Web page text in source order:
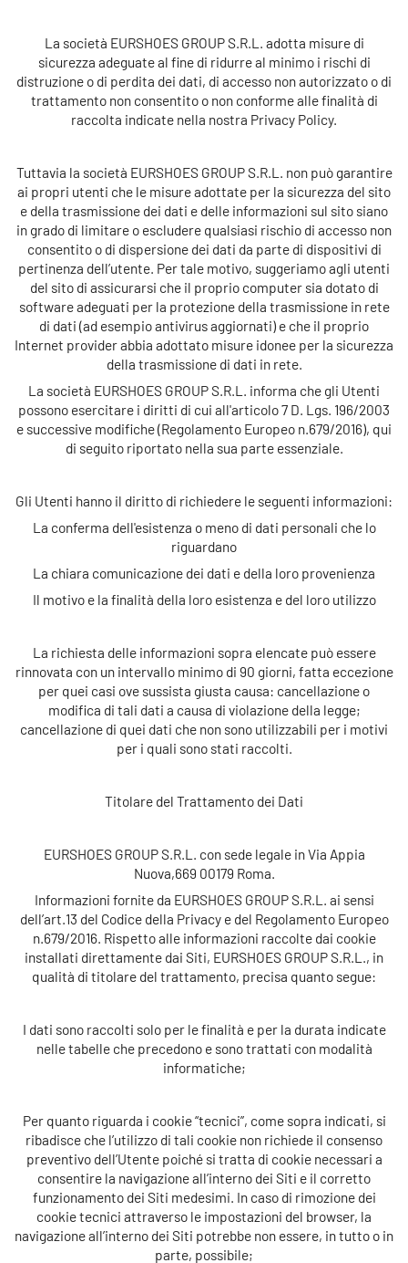
La società EURSHOES GROUP S.R.L. adotta misure di
sicurezza adeguate al fine di ridurre al minimo i rischi di
distruzione o di perdita dei dati, di accesso non autorizzato o di
trattamento non consentito o non conforme alle finalità di
raccolta indicate nella nostra Privacy Policy.
Tuttavia la società EURSHOES GROUP S.R.L. non può garantire
ai propri utenti che le misure adottate per la sicurezza del sito
e della trasmissione dei dati e delle informazioni sul sito siano
in grado di limitare o escludere qualsiasi rischio di accesso non
consentito o di dispersione dei dati da parte di dispositivi di
pertinenza dell’utente. Per tale motivo, suggeriamo agli utenti
del sito di assicurarsi che il proprio computer sia dotato di
software adeguati per la protezione della trasmissione in rete
di dati (ad esempio antivirus aggiornati) e che il proprio
Internet provider abbia adottato misure idonee per la sicurezza
della trasmissione di dati in rete.
La società EURSHOES GROUP S.R.L. informa che gli Utenti
possono esercitare i diritti di cui all'articolo 7 D. Lgs. 196/2003
e successive modifiche (Regolamento Europeo n.679/2016), qui
di seguito riportato nella sua parte essenziale.
Gli Utenti hanno il diritto di richiedere le seguenti informazioni:
La conferma dell'esistenza o meno di dati personali che lo
riguardano
La chiara comunicazione dei dati e della loro provenienza
Il motivo e la finalità della loro esistenza e del loro utilizzo
La richiesta delle informazioni sopra elencate può essere
rinnovata con un intervallo minimo di 90 giorni, fatta eccezione
per quei casi ove sussista giusta causa: cancellazione o
modifica di tali dati a causa di violazione della legge;
cancellazione di quei dati che non sono utilizzabili per i motivi
per i quali sono stati raccolti.
Titolare del Trattamento dei Dati
EURSHOES GROUP S.R.L. con sede legale inVia Appia
Nuova,669 00179 Roma.
Informazioni fornite da EURSHOES GROUP S.R.L. ai sensi
dell’art.13 del Codice della Privacy e del Regolamento Europeo
n.679/2016. Rispetto alle informazioni raccolte dai cookie
installati direttamente dai Siti, EURSHOES GROUP S.R.L., in
qualità di titolare del trattamento, precisa quanto segue:
I dati sono raccolti solo per le finalità e per la durata indicate
nelle tabelle che precedono e sono trattati con modalità
informatiche;
Per quanto riguarda i cookie “tecnici”, come sopra indicati, si
ribadisce che l’utilizzo di tali cookie non richiede il consenso
preventivo dell’Utente poiché si tratta di cookie necessari a
consentire la navigazione all’interno dei Siti e il corretto
funzionamento dei Siti medesimi. In caso di rimozione dei
cookie tecnici attraverso le impostazioni del browser, la
navigazione all’interno dei Siti potrebbe non essere, in tutto o in
parte, possibile;